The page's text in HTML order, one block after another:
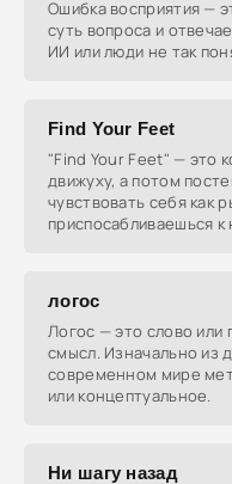
Ошибка восприятия —
суть вопроса и
ИИ или люди не так
Find Your Feet
"Find Your Feet" — это
движуху, а потом
чувствовать себя как
приспосабливаешься
логос
Логос — это слово или
смысл. Изначально из
современном мире
или концептуальное.
Ни шагу назад